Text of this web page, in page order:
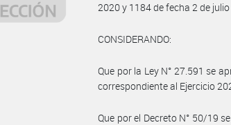
2020 y 1184 de fecha 2 de
CONSIDERANDO:
Que por la Ley N° 27.591 se
correspondiente al Ejercicio
Que por el Decreto N° 50/19